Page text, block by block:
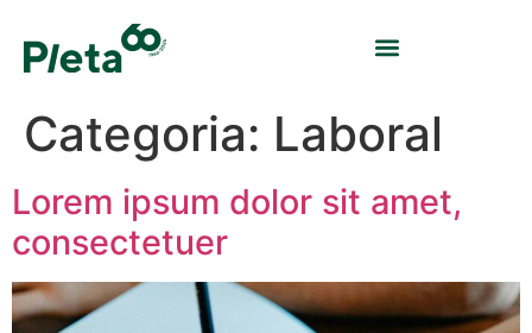
Categoria: Laboral
Lorem ipsum dolor sit amet,
consectetuer